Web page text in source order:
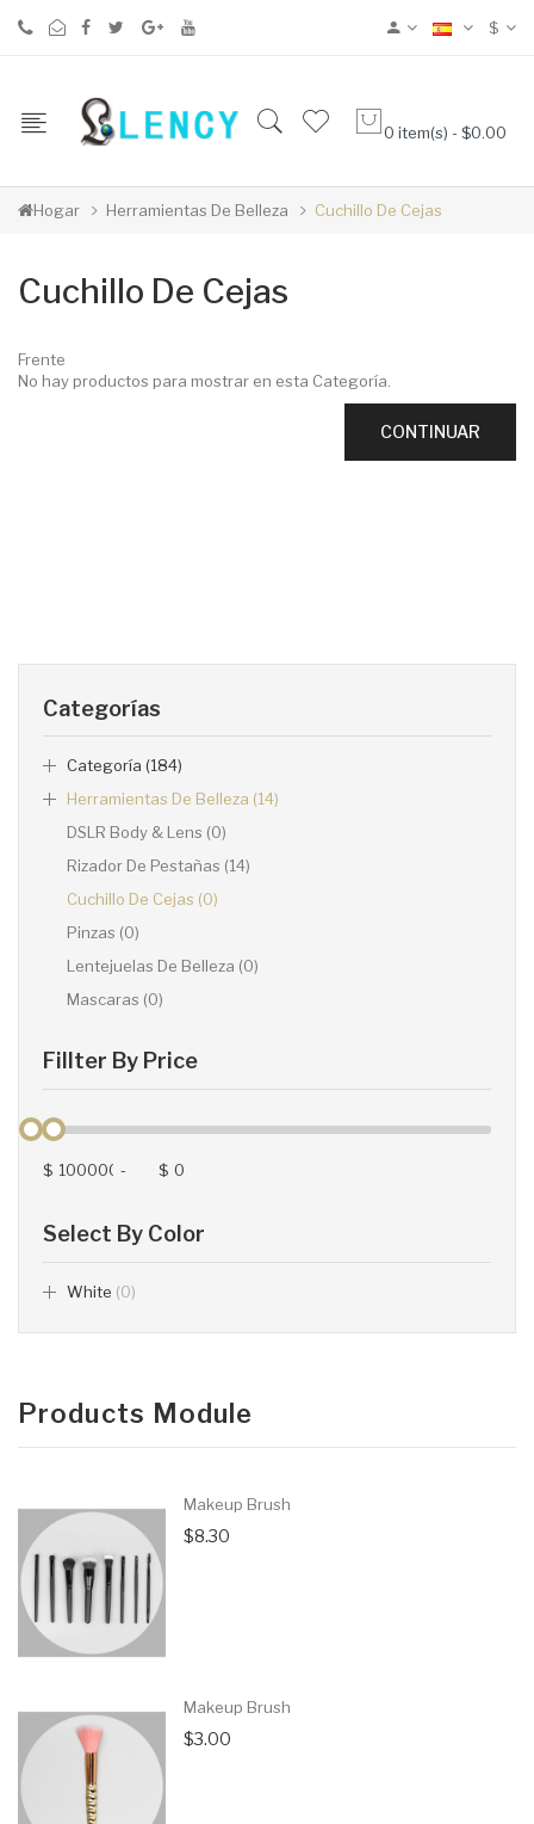
$
0 item(s) - $0.00
Hogar Herramientas De Belleza Cuchillo De Cejas
Fillter By Price
$ - $
Select By Color
White (0)
Categorías
Categoría (184)
Herramientas De Belleza (14)
DSLR Body & Lens (0)
Rizador De Pestañas (14)
Cuchillo De Cejas (0)
Pinzas (0)
Lentejuelas De Belleza (0)
Mascaras (0)
Products Module
Makeup Brush
$8.30
Makeup Brush
$3.00
Cuchillo De Cejas
Frente
No hay productos para mostrar en esta Categoría.
CONTINUAR